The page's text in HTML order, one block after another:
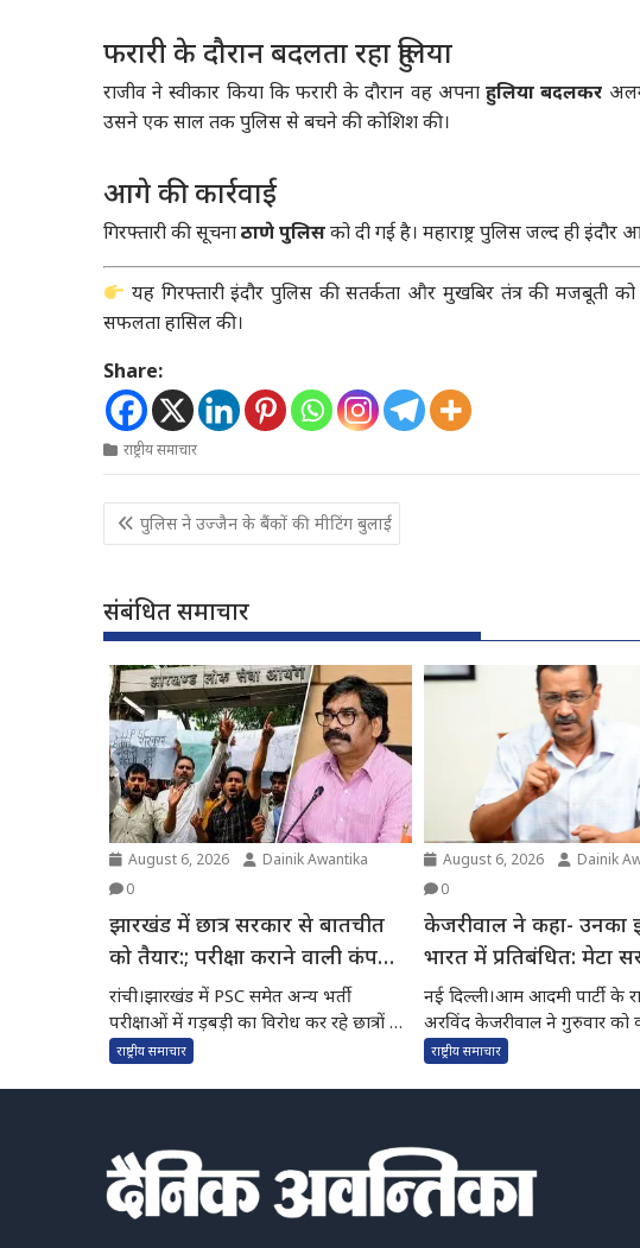
फरारी के दौरान बदलता रहा हुलिया
राजीव ने स्वीकार किया कि फरारी के दौरान वह अपनाहुलिया बदलकर
उसने एक साल तक पुलिस से बचने की कोशिश की।
आगे की कार्रवाई
गिरफ्तारी की सूचनाठाणे पुलिसको दी गई है। महाराष्ट्र पुलिस जल्द ही
यह गिरफ्तारी इंदौर पुलिस की सतर्कता और मुखबिर तंत्र की मजबूती
सफलता हासिल की।
Share:
राष्ट्रीय समाचार
Post
navigation
पुलिस ने उज्जैन के बैंकों की मीटिंग बुलाई
संबंधित समाचार
August 6, 2026
Dainik Awantika
0
झारखंड में छात्र सरकार से बातचीत
को तैयार:; परीक्षा कराने वाली कंपनी
का अकाउंटेंट गिरफ्तार
रांची।झारखंड में PSC समेत अन्य भर्ती
परीक्षाओं में गड़बड़ी का विरोध कर रहे छात्रों को
सरकार...
राष्ट्रीय समाचार
August 6, 2026
Dainik
0
केजरीवाल ने कहा- उनका
भारत में प्रतिबंधित: मेटा
सामने घुटने न टेके
नई दिल्ली।आम आदमी पार्टी के
अरविंद केजरीवाल ने गुरुवार को
उनका इंस्टाग्राम...
राष्ट्रीय समाचार